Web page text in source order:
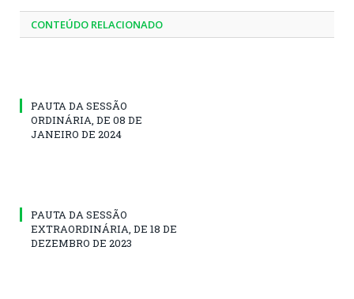
CONTEÚDO RELACIONADO
PAUTA DA SESSÃO
ORDINÁRIA, DE 08 DE
JANEIRO DE 2024
PAUTA DA SESSÃO
EXTRAORDINÁRIA, DE 18 DE
DEZEMBRO DE 2023